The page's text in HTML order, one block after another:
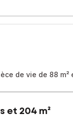
de vie de 88
et 204 m²